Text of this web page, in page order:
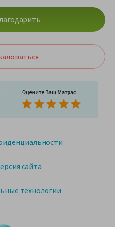
сайта
технологии